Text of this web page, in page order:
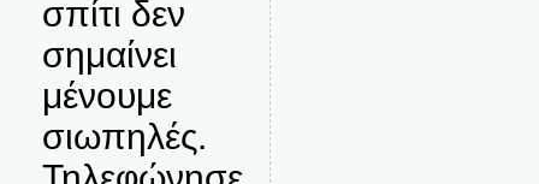
σπίτι δεν
σημαίνει
μένουμε
σιωπηλές.